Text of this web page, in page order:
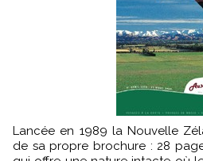
Lancée en 1989 la Nouvelle Zélande dispose désormais
de sa propre brochure : 28